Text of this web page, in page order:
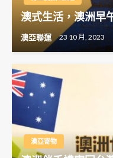
澳式生活，澳洲早
澳亞聯運 23 10 月, 2023
澳亞寄物